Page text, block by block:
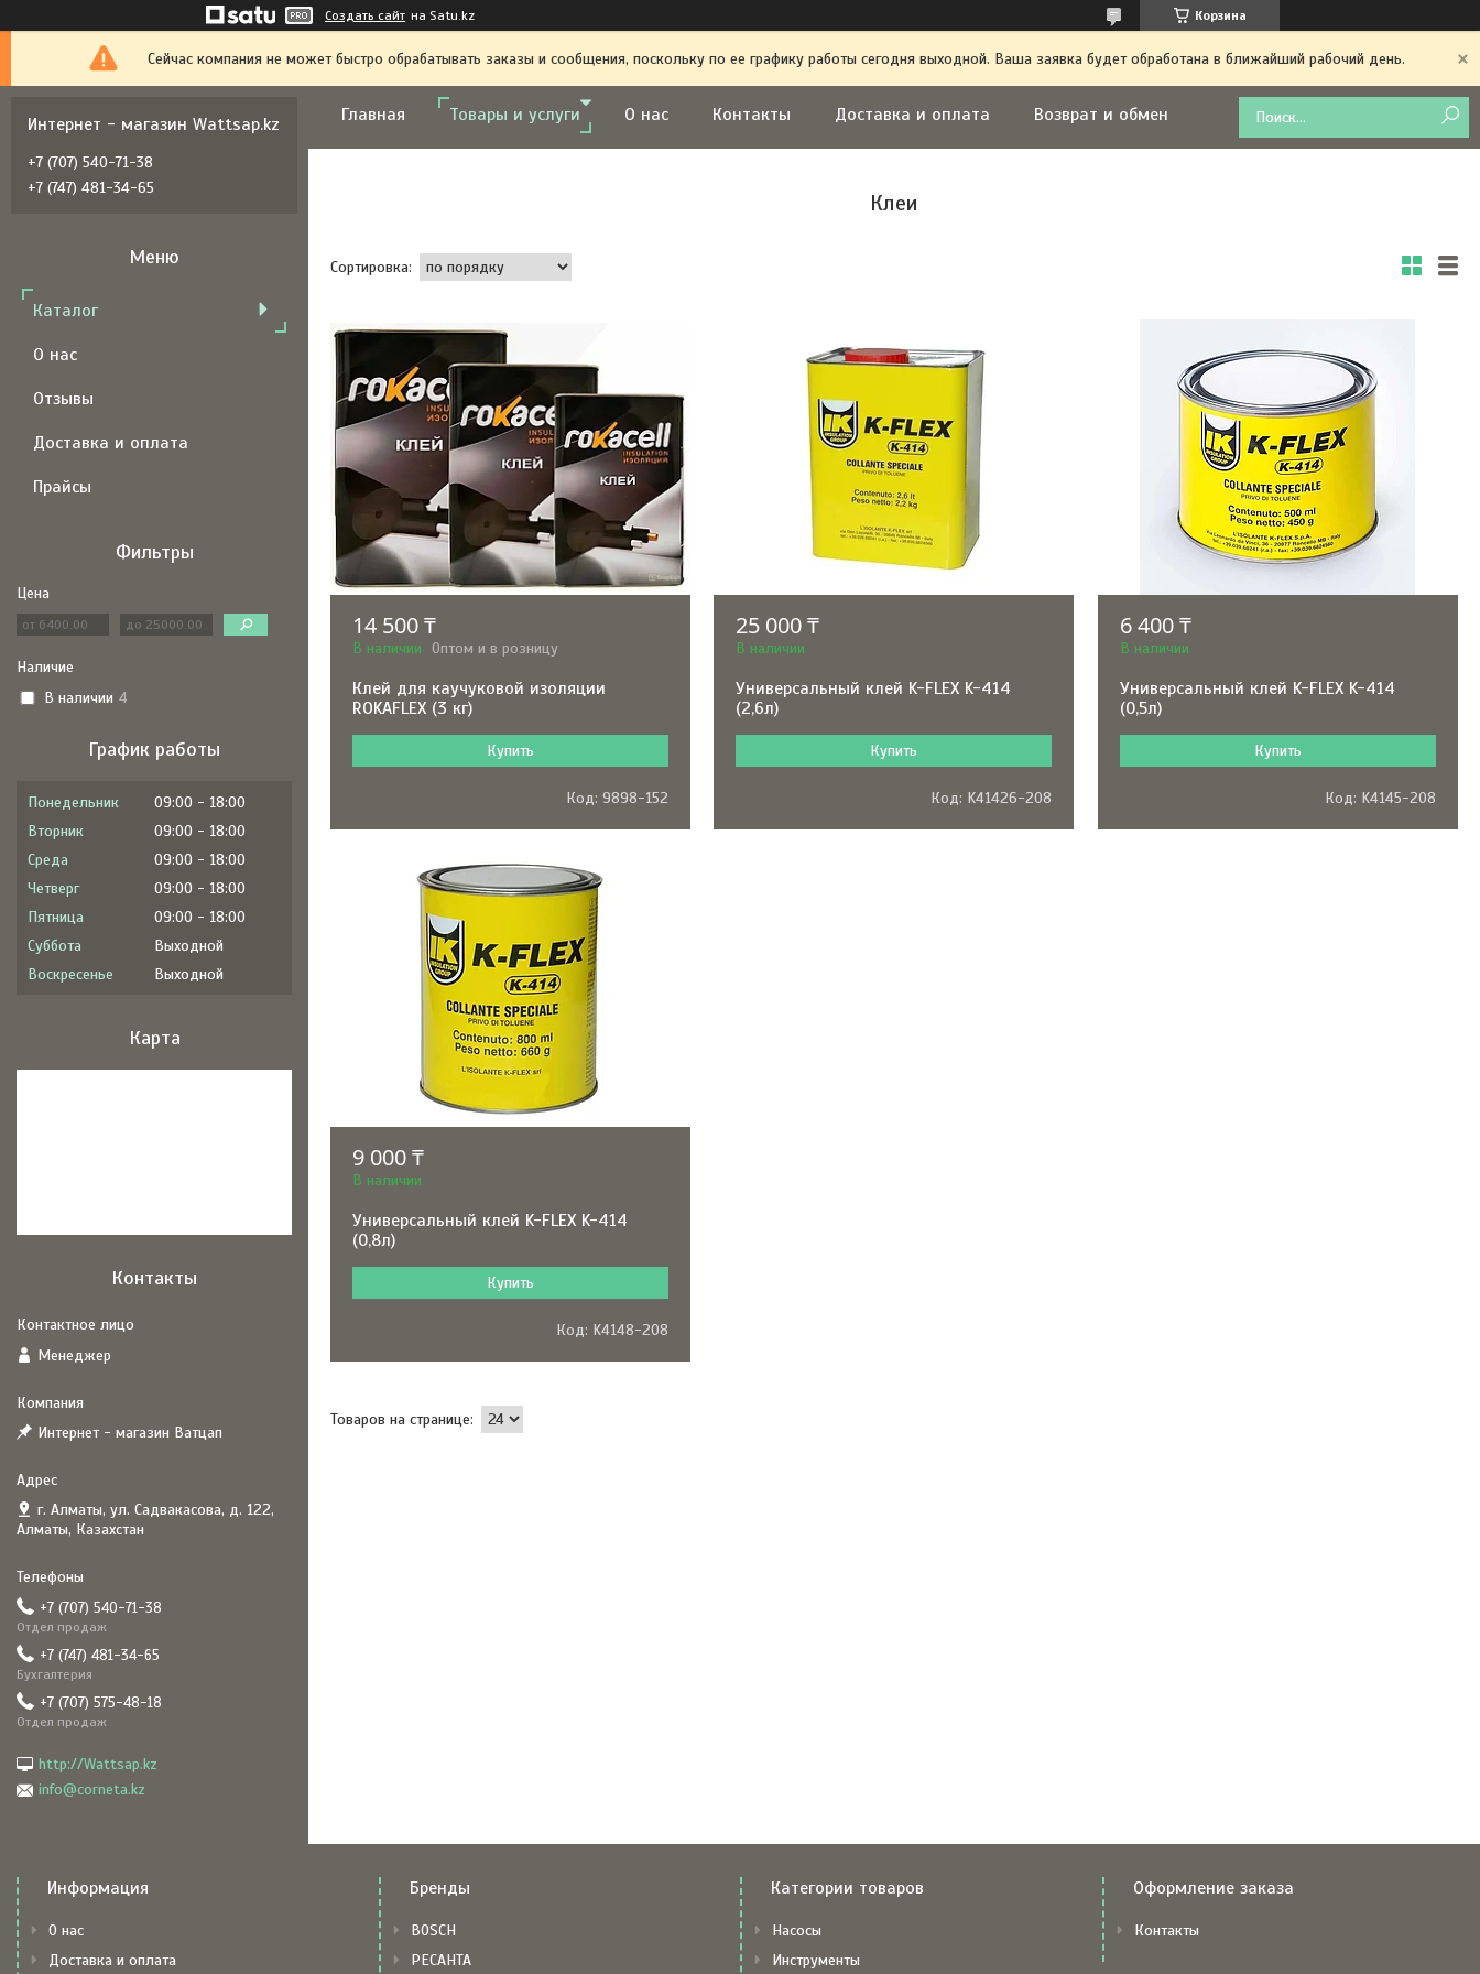
Создать сайт на Satu.kz Корзина
Сейчас компания не может быстро обрабатывать заказы и сообщения, поскольку по ее графику работы сегодня выходной. Ваша заявка будет обработана в ближайший рабочий день.
Главная Товары и услуги О нас Контакты Доставка и оплата Возврат и обмен
Клеи
14 500 ₸
В наличии Оптом и в розницу
Клей для каучуковой изоляции
ROKAFLEX (3 кг)
Купить
9898-152
25 000 ₸
В наличии
Универсальный клей K-FLEX K-414
(2,6л)
Купить
K41426-208
6 400 ₸
В наличии
Универсальный клей K-FLEX K-414
(0,5л)
Купить
K4145-208
9 000 ₸
В наличии
Универсальный клей K-FLEX K-414
(0,8л)
Купить
K4148-208
Интернет - магазин Wattsap.kz
+7 (707) 540-71-38
+7 (747) 481-34-65
Каталог
О нас
Отзывы
Доставка и оплата
Прайсы
Фильтры
Цена
Наличие
В наличии 4
График работы
Понедельник 09:00
18:00
Вторник
09:00
18:00
Среда
09:00
18:00
Четверг
09:00
18:00
Пятница
09:00
18:00
Суббота
Выходной
Воскресенье
Выходной
Карта
Контакты
Менеджер
Интернет - магазин Ватцап
г. Алматы, ул. Садвакасова, д. 122,
Алматы, Казахстан
+7 (707) 540-71-38
Отдел продаж
+7 (747) 481-34-65
Бухгалтерия
+7 (707) 575-48-18
Отдел продаж
http://Wattsap.kz
info@corneta.kz
Информация
О нас
Доставка и оплата
Бренды
BOSCH
РЕСАНТА
Категории товаров
Насосы
Инструменты
Оформление заказа
Контакты